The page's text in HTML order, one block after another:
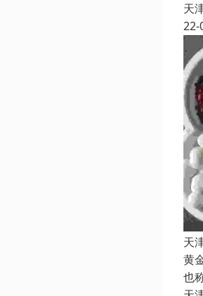
天
22-
天
黄
也